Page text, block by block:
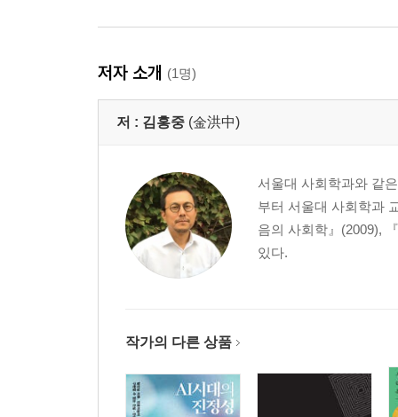
바이러스
인류세
타연他然
4부 모든 것을 단순하게
어떤 이야기
인간희극
이후以後
저자 소개 (1명)
저 : 김홍중 (金洪中)
서울대 사회학과와 같
부터 서울대 사회학과
음의 사회학』(2009),
있다.
작가의 다른 상품